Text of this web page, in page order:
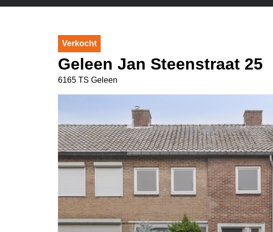
Verkocht
Geleen Jan Steenstraat 25
6165 TS Geleen